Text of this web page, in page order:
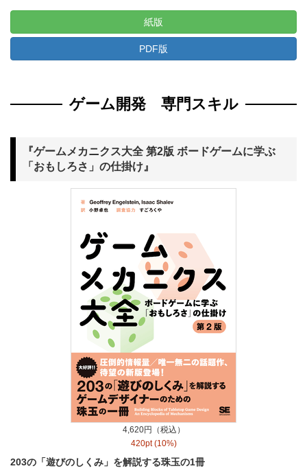
紙版
PDF版
ゲーム開発 専門スキル
『ゲームメカニクス大全 第2版 ボードゲームに学ぶ
「おもしろさ」の仕掛け』
4,620円（税込）
420pt (10%)
203の「遊びのしくみ」を解説する珠玉の1冊